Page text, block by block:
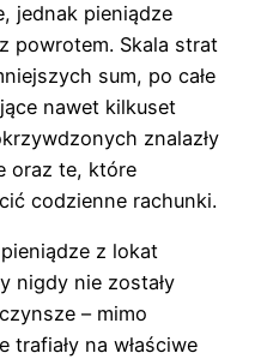
jednak pieniądze
powrotem. Skala strat
sum, po całe
nawet kilkuset
znalazły
oraz te, które
codzienne rachunki.
z lokat
nigdy nie zostały
– mimo
trafiały na właściwe